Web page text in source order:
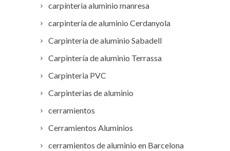
carpínteria aluminio manresa
carpintería de aluminio Cerdanyola
Carpintería de aluminio Sabadell
Carpintería de aluminio Terrassa
Carpinteria PVC
Carpinterias de aluminio
cerramientos
Cerramientos Aluminios
cerramientos de aluminio en Barcelona